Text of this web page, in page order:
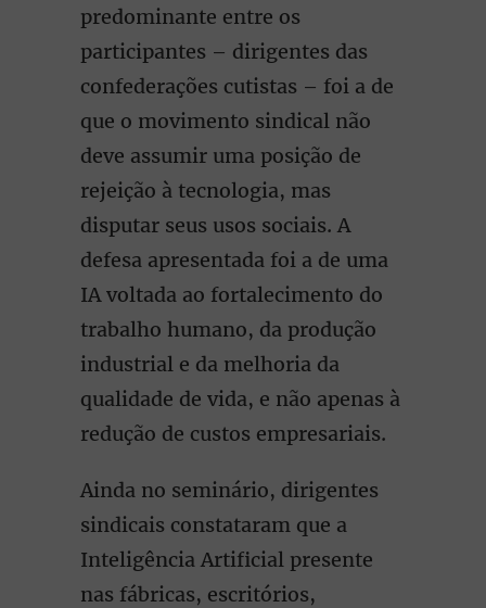
predominante entre os
participantes – dirigentes das
confederações cutistas – foi a de
que o movimento sindical não
deve assumir uma posição de
rejeição à tecnologia, mas
disputar seus usos sociais. A
defesa apresentada foi a de uma
IA voltada ao fortalecimento do
trabalho humano, da produção
industrial e da melhoria da
qualidade de vida, e não apenas à
redução de custos empresariais.
Ainda no seminário, dirigentes
sindicais constataram que a
Inteligência Artificial presente
nas fábricas, escritórios,